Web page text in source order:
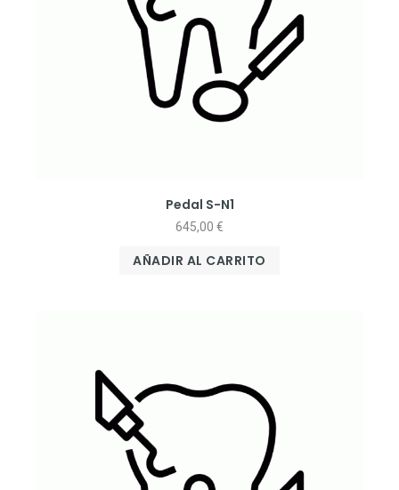
Pedal S-N1
645,00 €
AÑADIR AL CARRITO